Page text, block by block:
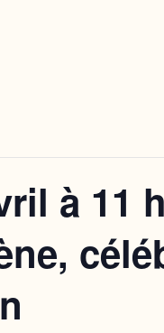
à 11